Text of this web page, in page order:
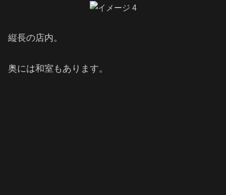
縦長の店内。
奥には和室もあります。